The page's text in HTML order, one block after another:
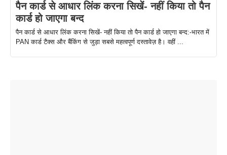
पैन कार्ड से आधार लिंक करना सिखें- नहीं किया तो पैन
कार्ड हो जाएगा बन्द
पैन कार्ड से आधार लिंक करना सिखें- नहीं किया तो पैन कार्ड हो जाएगा बन्द:-भारत में
PAN कार्ड टैक्स और बैंकिंग से जुड़ा सबसे महत्वपूर्ण दस्तावेज़ है। वहीं ...